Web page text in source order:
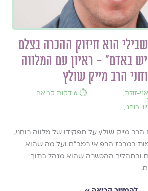
בשבילי הוא חיזוק ההכרה בצלם
באדם״ – ראיון עם המלווה
הרב מייק שולץ
זולת,
,
רוחני,
⏱️ 6 דקות קריאה
הרב מייק שולץ על תפקידו של מלווה רוחני,
במרכז הרפואי רמב״ם ועל מה שהוא
ובתהליך ההכשרה שהוא מנהל בתוך